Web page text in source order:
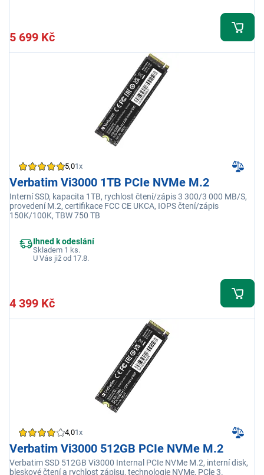
5 699 Kč
5,01x
Verbatim Vi3000 1TB PCIe NVMe M.2
Interní SSD, kapacita 1TB, rychlost čtení/zápis 3 300/3 000 MB/S,
provedení M.2, certifikace FCC CE UKCA, IOPS čtení/zápis
150K/100K, TBW 750 TB
Ihned k odeslání
Skladem 1 ks.
U Vás již od 17.8.
4 399 Kč
4,01x
Verbatim Vi3000 512GB PCIe NVMe M.2
Verbatim SSD 512GB Vi3000 Internal PCIe NVMe M.2, interní disk,
bleskové čtení a rychlost zápisu, technologie NVMe, PCle 3.